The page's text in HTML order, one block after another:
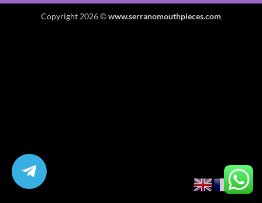
Copyright 2026 ©www.serranomouthpieces.com